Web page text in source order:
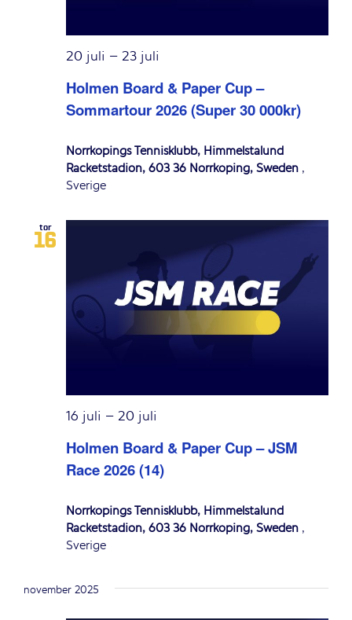
Holmen Board & Paper Cup –
Sommartour 2026 (Super 30 000kr)
20 juli – 23 juli
Norrköpings Tennisklubb, Himmelstalund
Racketstadion, 603 36 Norrköping, Sweden ,
Sverige
tor
16
Holmen Board & Paper Cup – JSM
Race 2026 (14)
16 juli – 20 juli
Norrköpings Tennisklubb, Himmelstalund
Racketstadion, 603 36 Norrköping, Sweden ,
Sverige
november 2025